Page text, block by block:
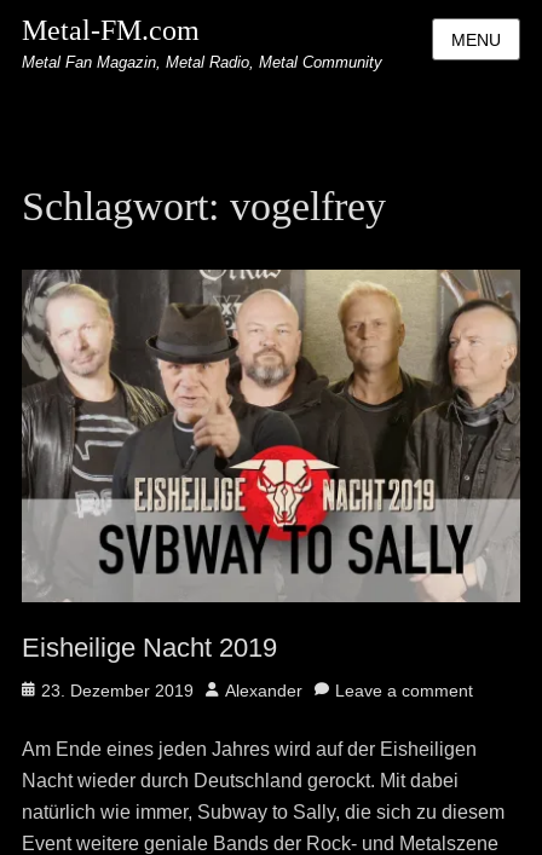
Metal-FM.com
Metal Fan Magazin, Metal Radio, Metal Community
MENU
Schlagwort: vogelfrey
Eisheilige Nacht 2019
Posted
23. Dezember 2019 Author
Alexander Leave a comment
Am Ende eines jeden Jahres wird auf der Eisheiligen
Nacht wieder durch Deutschland gerockt. Mit dabei
natürlich wie immer, Subway to Sally, die sich zu diesem
Event weitere geniale Bands der Rock- und Metalszene